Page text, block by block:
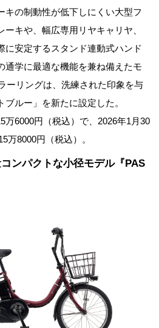
キの制動性が低下しにくい大型フ
ーキや、幅広専用リヤキャリヤ、
に安定するスタンド連動式ハンド
通学に最適な機能を兼ね備えたモ
ーリングは、洗練された印象を与
ルー」を新たに設定した。
万6000円（税込）で、2026年1月30
万8000円（税込）。
ンパクトな小径モデル『PAS